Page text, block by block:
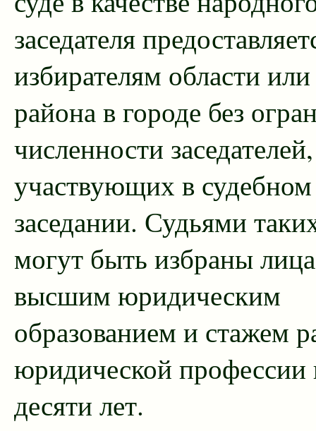
заседателя
избирателям области
района в городе без
численности заседателей,
участвующих в судебном
заседании. Судьями
могут быть избраны
высшим юридическим
образованием и стажем
юридической профессии
десяти лет.